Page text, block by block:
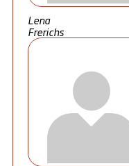
Lena
Frerichs